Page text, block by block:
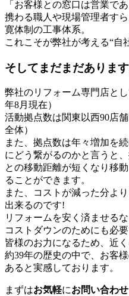
「お客様との窓口は営業で
携わる職人や現場管理者す
寛体制の工事体系。
これこそが弊社が考える“自
そしてまだまだありま
弊社のリフォーム専門店と
年8月現在）
活動拠点数は関東以西90店
全体）
また、拠点数は年々増加を
にどう繋がるのかと言うと
との移動距離が短くなり移
ることができます。
また、コストが減った分よ
出来るのです!
リフォームを安く済ませる
コストダウンのためにも必
皆様のお力になるため、近く
約39年の歴史の中で、お客
あると実感しております。
まずはお気軽にお問い合わせ